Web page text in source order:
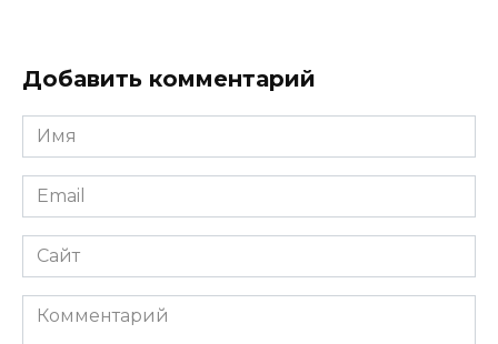
Добавить комментарий
Имя
Email
Сайт
Комментарий